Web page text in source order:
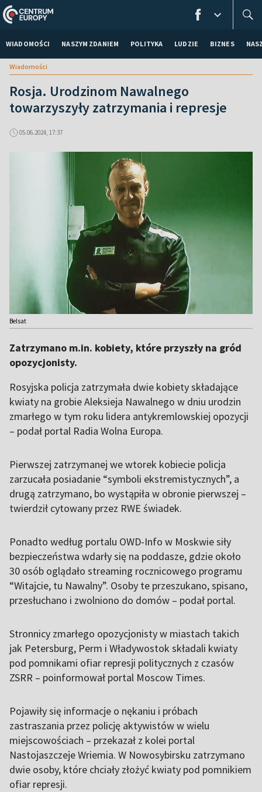
WIADOMOŚCI NASZYM ZDANIEM POLITYKA LUDZIE BIZNES
Wiadomości
Rosja. Urodzinom Nawalnego
towarzyszyły zatrzymania i represje
05.06.2024, 17:37
Belsat
Zatrzymano m.in. kobiety, które przyszły na gród
opozycjonisty.
Rosyjska policja zatrzymała dwie kobiety składające
kwiaty na grobie Aleksieja Nawalnego w dniu urodzin
zmarłego w tym roku lidera antykremlowskiej opozycji
– podał portal Radia Wolna Europa.
Pierwszej zatrzymanej we wtorek kobiecie policja
zarzucała posiadanie “symboli ekstremistycznych”, a
drugą zatrzymano, bo wystąpiła w obronie pierwszej –
twierdził cytowany przez RWE świadek.
Ponadto według portalu OWD-Info w Moskwie siły
bezpieczeństwa wdarły się na poddasze, gdzie około
30 osób oglądało streaming rocznicowego programu
“Witajcie, tu Nawalny”. Osoby te przeszukano, spisano,
przesłuchano i zwolniono do domów – podał portal.
Stronnicy zmarłego opozycjonisty w miastach takich
jak Petersburg, Perm i Władywostok składali kwiaty
pod pomnikami ofiar represji politycznych z czasów
ZSRR – poinformował portal Moscow Times.
Pojawiły się informacje o nękaniu i próbach
zastraszania przez policję aktywistów w wielu
miejscowościach – przekazał z kolei portal
Nastojaszczeje Wriemia. W Nowosybirsku zatrzymano
dwie osoby, które chciały złożyć kwiaty pod pomnikiem
ofiar represji.